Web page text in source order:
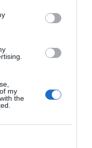
my
the
estiman su prevalencia
de farmacia
titulares de